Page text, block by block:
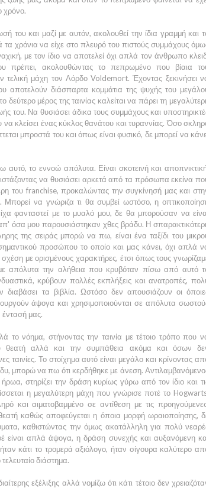
χρόνο.
του και μαζί με αυτόν, ακολουθεί την ίδια γραμμή και
τα χρόνια να είχε στο πλευρό του πιστούς συμμάχους
με τον ίδιο να αποτελεί όχι απλά τον άνθρωπο
πρέπει, ακολουθώντας το πεπρωμένο που βίαια
τελική μάχη τον Λόρδο Voldemort. Έχοντας ξεκινήσει
αποτελούν διάσπαρτα κομμάτια της ψυχής του
δεύτερο μέρος της ταινίας καλείται να πάρει τη
του. Να θυσιάσει άδικα τους συμμάχους και
να κλείσει ένας κύκλος θανάτου και τυραννίας. Όσο
μπροστά του και όπως είναι φυσικό, δε μπορεί να
αυτό, το εννοώ απόλυτα. Είναι σκοτεινή και
να θυσιάσει αρκετά από τα πρόσωπα εκείνα
του franchise, προκαλώντας την συγκίνησή μας και
να γνώριζα τι θα συμβεί ωστόσο, η
φανταστεί με το μυαλό μου, δε θα μπορούσαν να
όσα μου παρουσιάστηκαν χθες βράδυ. Η
της σειράς μπορώ να πω, είναι ένα ταξίδι του
προσώπου το οποίο και μας κάνει, όχι απλά
με ορισμένους χαρακτήρες, έτσι όπως τους
απόλυτα την αλήθεια που κρυβόταν πίσω από αυτό
κρύβουν πολλές εκπλήξεις και ανατροπές,
διαβάσει τα βιβλία. Ωστόσο δεν απουσιάζουν οι
άψογα και χρησιμοποιούνται σε απόλυτα
έντασή μας.
το νόημα, στήνοντας την ταινία με τέτοιο τρόπο που
θεατή αλλά και την συμπάθεια ακόμα και όσων
ταινίες. Το στοίχημα αυτό είναι μεγάλο και κρίνοντας
μπορώ να πω ότι κερδήθηκε με άνεση.
στηρίζει την δράση κυρίως γύρω από τον ίδιο και
η μεγαλύτερη μάχη που γνώρισε ποτέ το
και αιματοβαμμένο σε αντίθεση με τις
καθώς αποφεύγεται η όποια μορφή ωραιοποίησης,
καθιστώντας την όμως ακατάλληλη για πολύ
είναι απλά άψογα, η δράση συνεχής και αυξανόμενη
κάτι το τρομερά αξιόλογο, ήταν σίγουρα καλύτερο
διάστημα.
εξέλιξης αλλά νομίζω ότι κάτι τέτοιο δεν